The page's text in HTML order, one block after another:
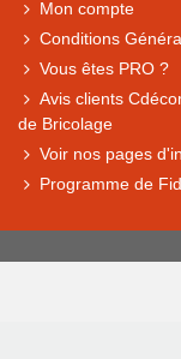
Mon compte
Conditions
Vous êtes PRO ?
Avis clients
de Bricolage
Voir nos pages
Programme de
©